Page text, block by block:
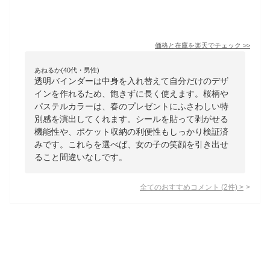
価格と在庫を楽天でチェック >>
あねるか(40代・男性)
透明バインダーは中身を入れ替えて自分だけのデザ
インを作れるため、飽きずに長く使えます。桜柄や
パステルカラーは、春のプレゼントにふさわしい特
別感を演出してくれます。シールを貼って剥がせる
機能性や、ポケット収納の利便性もしっかり検証済
みです。これらを選べば、女の子の笑顔を引き出せ
ること間違いなしです。
全てのおすすめコメント (2件) >